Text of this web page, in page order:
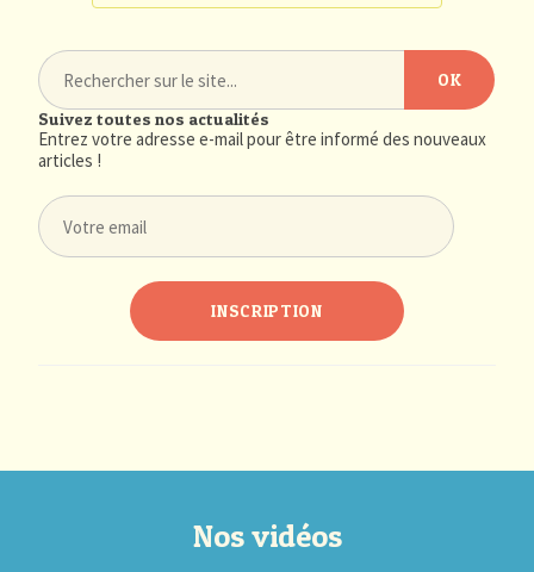
Suivez toutes nos actualités
Entrez votre adresse e-mail pour être informé des nouveaux
articles !
Nos vidéos